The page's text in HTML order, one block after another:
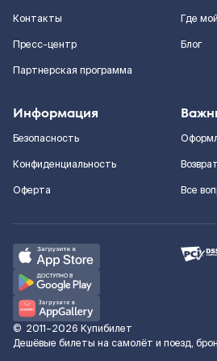
Контакты
Пресс-центр
Партнерская программа
Где
Блог
Информация
Безопасность
Конфиденциальность
Оферта
Все
© 2011–2026 Купибилет
Дешёвые билеты на самолёт и поезд,